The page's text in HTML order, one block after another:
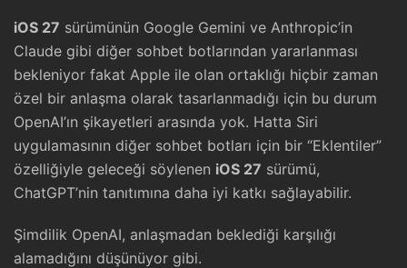
iOS 27 sürümünün Google Gemini ve Anthropic’in
Claude gibi diğer sohbet botlarından yararlanması
bekleniyor fakat Apple ile olan ortaklığı hiçbir zaman
özel bir anlaşma olarak tasarlanmadığı için bu durum
OpenAI’ın şikayetleri arasında yok. Hatta Siri
uygulamasının diğer sohbet botları için bir “Eklentiler”
özelliğiyle geleceği söylenen iOS 27 sürümü,
ChatGPT’nin tanıtımına daha iyi katkı sağlayabilir.
Şimdilik OpenAI, anlaşmadan beklediği karşılığı
alamadığını düşünüyor gibi.